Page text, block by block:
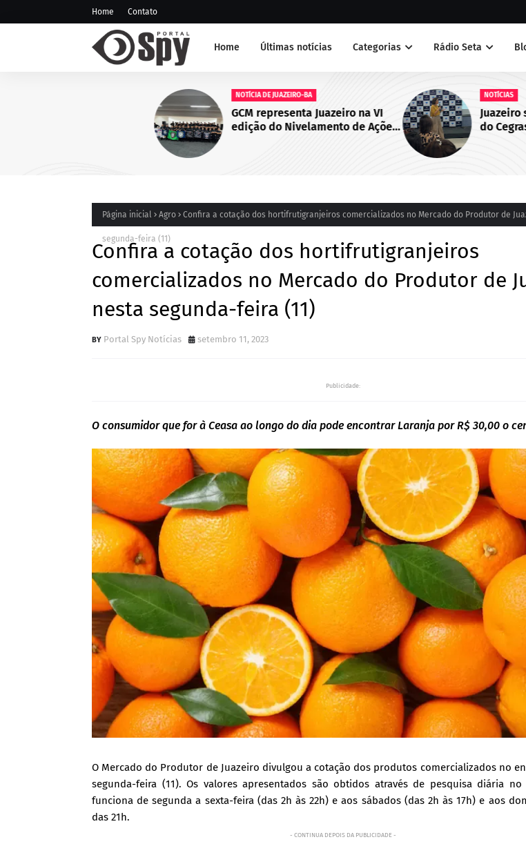
Home Contato
Home Últimas notícias Categorias Rádio Seta
NOTÍCIA DE JUAZEIRO-BA
GCM representa Juazeiro na VI
edição do Nivelamento de Ações
Táticas (NAT-ROMU), em Cabo de
Santo Agostinho (PE)
NOTÍCIAS
Juazeiro sedia
do Cegras e
da saúde na
da Bahia
Página inicial Agro Confira a cotação dos hortifrutigranjeiros comercializados no Mercado do Produtor de
segunda-feira (11)
Confira a cotação dos hortifrutigranjeiros
comercializados no Mercado do Produtor de
nesta segunda-feira (11)
Portal Spy Notícias setembro 11, 2023
Publicidade:
O consumidor que for à Ceasa ao longo do dia pode encontrar Laranja por R$ 30,00 o
O Mercado do Produtor de Juazeiro divulgou a cotação dos produtos comercializados no
segunda-feira (11). Os valores apresentados são obtidos através de pesquisa diária
funciona de segunda a sexta-feira (das 2h às 22h) e aos sábados (das 2h às 17h) e aos
das 21h.
- CONTINUA DEPOIS DA PUBLICIDADE -